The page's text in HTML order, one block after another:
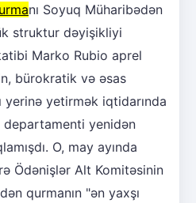
nı Soyuq Müharibədən
struktur dəyişikliyi
Marko Rubio aprel
bürokratik və əsas
yerinə yetirmək iqtidarında
departamenti yenidən
O, may ayında
Ödənişlər Alt Komitəsinin
qurmanın "ən yaxşı